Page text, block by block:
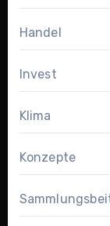
Handel
Invest
Klima
Konzepte